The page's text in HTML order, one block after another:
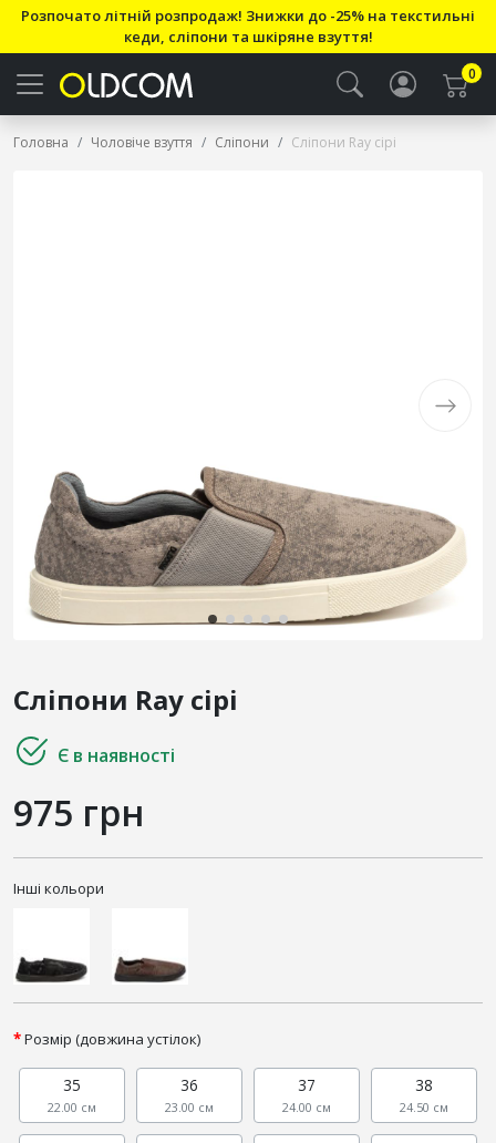
Розпочато літній розпродаж! Знижки до -25% на текстильні
кеди, сліпони та шкіряне взуття!
0
Головна Чоловіче взуття Сліпони Сліпони Ray сірі
Сліпони Ray сірі
Є в наявності
975 грн
Інші кольори
Розмір (довжина устілок)
35
22.00 см
36
23.00 см
37
24.00 см
38
24.50 см